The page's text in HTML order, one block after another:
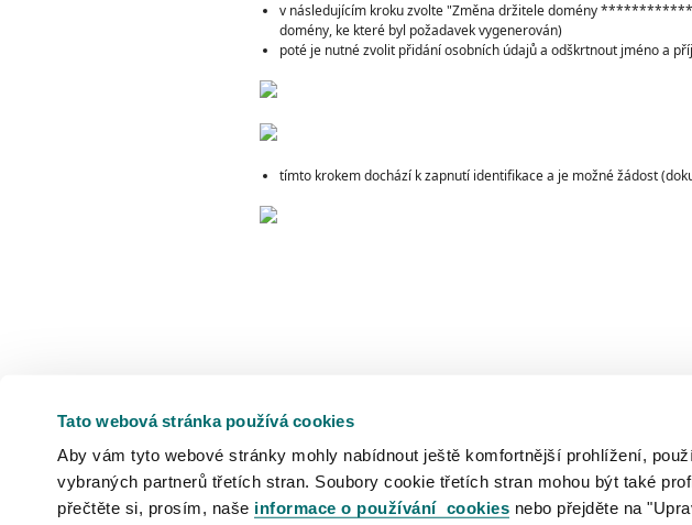
Tato webová stránka používá cookies
Aby vám tyto webové stránky mohly nabídnout ještě komfortnější prohlížení,
vybraných partnerů třetích stran. Soubory cookie třetích stran mohou být také
přečtěte si, prosím, naše informace o používání cookies nebo přejděte na
v následujícím kroku zvolte "Změna držitele domény
domény, ke které byl požadavek vygenerován)
poté je nutné zvolit přidání osobních údajů a odškrtnout jméno a
tímto krokem dochází k zapnutí identifikace a je možné žádost